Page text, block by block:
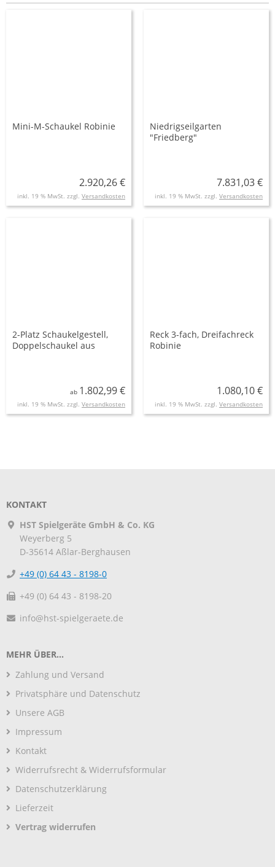
Mini-M-Schaukel Robinie
2.920,26 €
inkl. 19 % MwSt. zzgl. Versandkosten
Niedrigseilgarten
"Friedberg"
7.831,03 €
inkl. 19 % MwSt. zzgl. Versandkosten
2-Platz Schaukelgestell,
Doppelschaukel aus
ab 1.802,99 €
inkl. 19 % MwSt. zzgl. Versandkosten
Reck 3-fach, Dreifachreck
Robinie
1.080,10 €
inkl. 19 % MwSt. zzgl. Versandkosten
KONTAKT
HST Spielgeräte GmbH & Co. KG
Weyerberg 5
D-35614 Aßlar-Berghausen
+49 (0) 64 43 - 8198-0
+49 (0) 64 43 - 8198-20
info@hst-spielgeraete.de
MEHR ÜBER...
Zahlung und Versand
Privatsphäre und Datenschutz
Unsere AGB
Impressum
Kontakt
Widerrufsrecht & Widerrufsformular
Datenschutzerklärung
Lieferzeit
Vertrag widerrufen